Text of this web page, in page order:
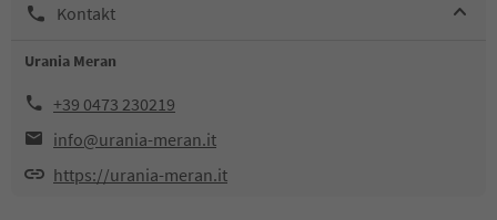
Kontakt
Urania Meran
+39 0473 230219
info@urania-meran.it
https://urania-meran.it